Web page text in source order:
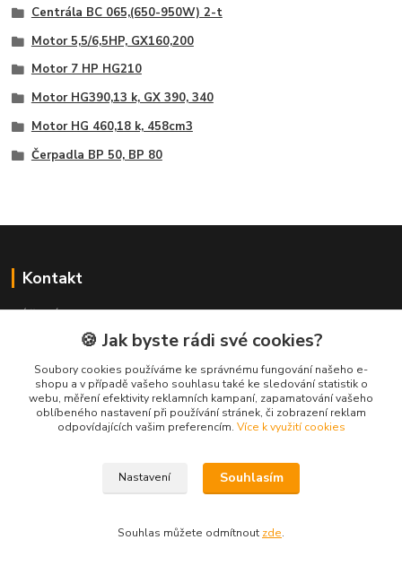
Centrála BC 065,(650-950W) 2-t
Motor 5,5/6,5HP, GX160,200
Motor 7 HP HG210
Motor HG390,13 k, GX 390, 340
Motor HG 460,18 k, 458cm3
Čerpadla BP 50, BP 80
Kontakt
+420 481 621 329
centraly@enhlava.cz
🍪 Jak byste rádi své cookies?
Soubory cookies používáme ke správnému fungování našeho e-
shopu a v případě vašeho souhlasu také ke sledování statistik o
webu, měření efektivity reklamních kampaní, zapamatování vašeho
oblíbeného nastavení při používání stránek, či zobrazení reklam
odpovídajících vašim preferencím. Více k využití cookies
Nastavení Souhlasím
Souhlas můžete odmítnout zde.